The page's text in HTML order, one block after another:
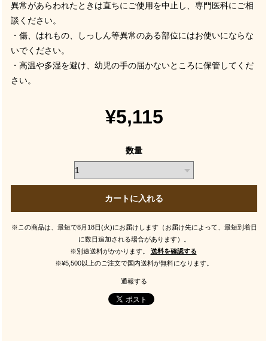
異常があらわれたときは直ちにご使用を中止し、専門医科にご相
談ください。
・傷、はれもの、しっしん等異常のある部位にはお使いにならな
いでください。
・高温や多湿を避け、幼児の手の届かないところに保管してくだ
さい。
¥5,115
数量
カートに入れる
※この商品は、最短で8月18日(火)にお届けします（お届け先によって、最短到着日
に数日追加される場合があります）。
※別途送料がかかります。
送料を確認する
※¥5,500以上のご注文で国内送料が無料になります。
通報する